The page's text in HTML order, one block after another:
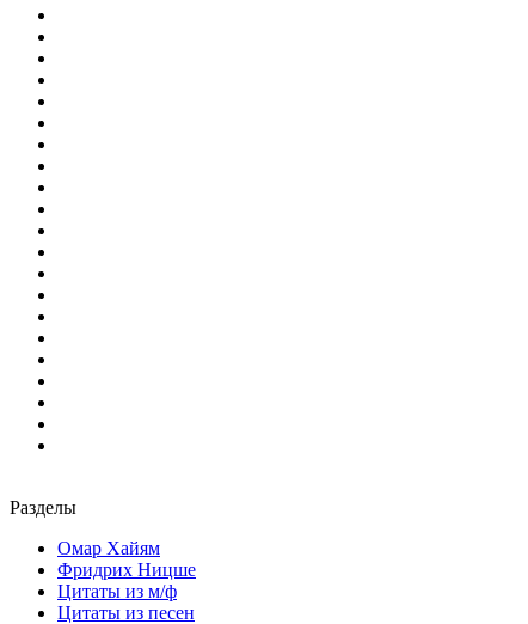
Разделы
Омар Хайям
Фридрих Ницше
Цитаты из м/ф
Цитаты из песен